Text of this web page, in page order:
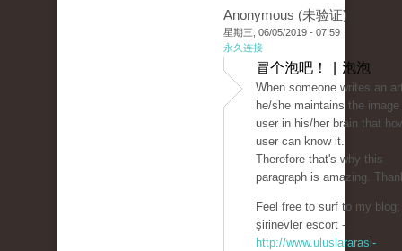
Anonymous (未验证)
星期三, 06/05/2019 - 07:59
永久连接
冒个泡吧！ | 泡泡
When someone writes an
he/she maintains the
user in his/her brain that
user can know it.
Therefore that's why this
paragraph is amazing.
Feel free to surf to my blog;
şirinevler escort -
http://www.uluslararasi-